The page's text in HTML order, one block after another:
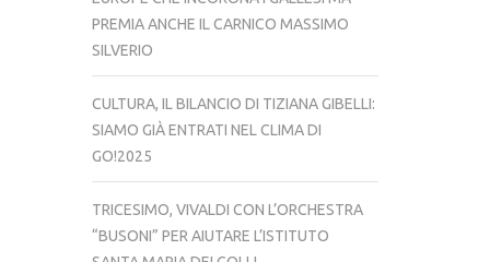
PREMIA ANCHE IL CARNICO MASSIMO
SILVERIO
CULTURA, IL BILANCIO DI TIZIANA GIBELLI:
SIAMO GIÀ ENTRATI NEL CLIMA DI
GO!2025
TRICESIMO, VIVALDI CON L’ORCHESTRA
“BUSONI” PER AIUTARE L’ISTITUTO